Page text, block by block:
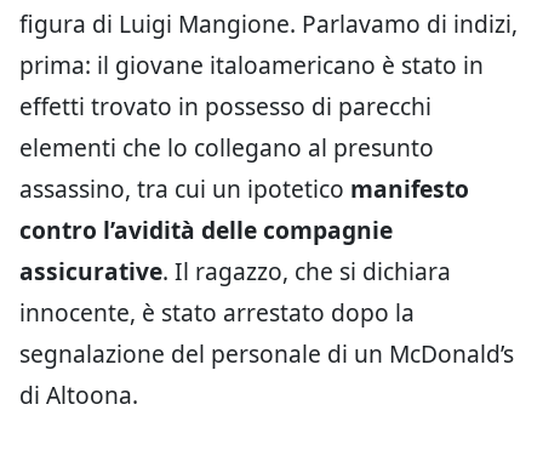
figura di Luigi Mangione. Parlavamo di indizi,
prima: il giovane italoamericano è stato in
effetti trovato in possesso di parecchi
elementi che lo collegano al presunto
assassino, tra cui un ipotetico manifesto
contro l’avidità delle compagnie
assicurative. Il ragazzo, che si dichiara
innocente, è stato arrestato dopo la
segnalazione del personale di un McDonald’s
di Altoona.